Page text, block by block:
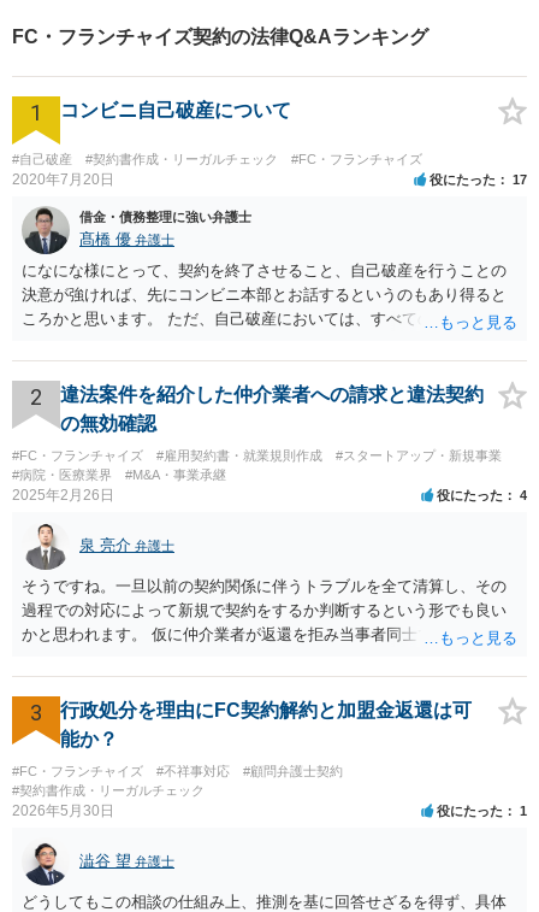
つかむことができるかもしれ
ません。
FC・フランチャイズ契約の法律Q&Aランキング
1 コンビニ自己破産について
#自己破産 #契約書作成・リーガルチェック #FC・フランチャイズ
2020年7月20日 役にたった 17
借金・債務整理に強い弁護士
髙橋 優 弁護士
になにな様にとって、契約を終了させること、自己破産を行うことの
決意が強ければ、先にコンビニ本部とお話するというのもあり得ると
ころかと思います。 ただ、自己破産においては、すべての債権者を公
扱うことが出来ないという点や財産の移転内容や時期によっては取り
戻す必要が出てくる等一定のリスクもございますので、もし契約を継
続するという選択肢がおありであれば、先に自己破産の相談というの
が適切かと思われます。 契約解約のご意思が固いところであれば、リ
スクを踏まえて進むしかないかと思いますので、本部との話が先であ
っても問題ないかと思います。
2
違法案件を紹介した仲介業者への請求と違法契約
の無効確認
#FC・フランチャイズ #雇用契約書・就業規則作成
#スタートアップ・新規事業
#病院・医療業界
#M&A・事業承継
2025年2月26日 役にたった 4
泉 亮介 弁護士
そうですね。一旦以前の契約関係に伴うトラブルを全て清算し、その
過程での対応によって新規で契約をするか判断するという形でも良い
かと思われます。 仮に仲介業者が返還を拒み当事者同士での解決が困
3
行政処分を理由にFC契約解約と加盟金返還は可
能か？
#FC・フランチャイズ #不祥事対応
#顧問弁護士契約
#契約書作成・リーガルチェック
2026年5月30日 役にたった 1
澁谷 望 弁護士
どうしてもこの相談の仕組み上、推測を基に回答せざるを得ず、具体